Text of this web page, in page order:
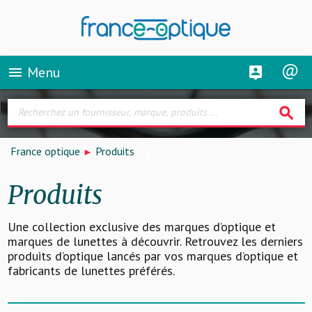
menu Menu
search
France optique Produits
Produits
Une collection exclusive des marques d’optique et
marques de lunettes à découvrir. Retrouvez les derniers
produits d’optique lancés par vos marques d’optique et
fabricants de lunettes préférés.